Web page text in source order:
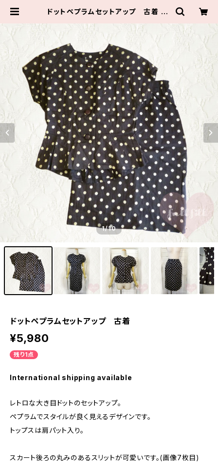
ドットペプラムセットアップ 古着 | F
1/10
ドットペプラムセットアップ 古着
¥5,980
残り1点
International shipping available
レトロな大き目ドットのセットアップ。
ペプラムでスタイルが良く見えるデザインです。
トップスは肩パット入り。
スカート後ろの丸みのあるスリットが可愛いです。(画像7枚目)